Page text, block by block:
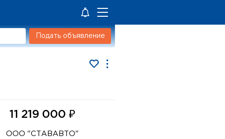
Подать объявление
11 219 000 ₽
ООО "СТАВАВТО"